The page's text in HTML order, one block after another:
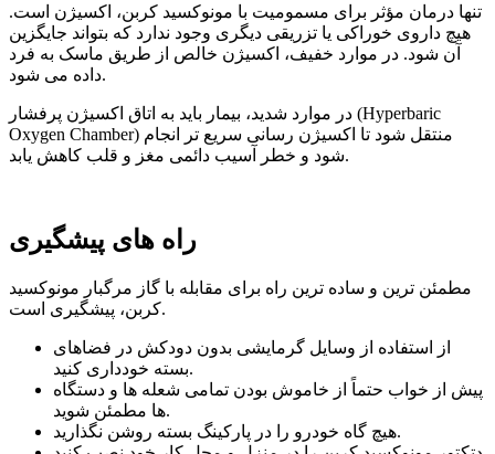
تنها درمان مؤثر برای مسمومیت با مونوکسید کربن، اکسیژن است.
هیچ داروی خوراکی یا تزریقی دیگری وجود ندارد که بتواند جایگزین
آن شود. در موارد خفیف، اکسیژن خالص از طریق ماسک به فرد
داده می شود.
در موارد شدید، بیمار باید به اتاق اکسیژن پرفشار (Hyperbaric
Oxygen Chamber) منتقل شود تا اکسیژن رسانی سریع تر انجام
شود و خطر آسیب دائمی مغز و قلب کاهش یابد.
راه های پیشگیری
مطمئن ترین و ساده ترین راه برای مقابله با گاز مرگبار مونوکسید
کربن، پیشگیری است.
از استفاده از وسایل گرمایشی بدون دودکش در فضاهای
بسته خودداری کنید.
پیش از خواب حتماً از خاموش بودن تمامی شعله ها و دستگاه
ها مطمئن شوید.
هیچ گاه خودرو را در پارکینگ بسته روشن نگذارید.